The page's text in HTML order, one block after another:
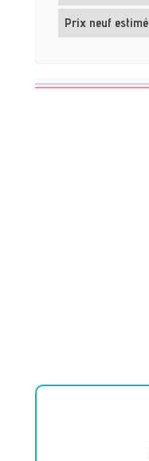
Prix neuf estimé